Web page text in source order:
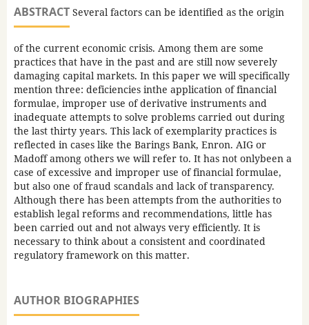
ABSTRACTSeveral factors can be identified as the origin
of the current economic crisis. Among them are some
practices that have in the past and are still now severely
damaging capital markets. In this paper we will specifically
mention three: deficiencies inthe application of financial
formulae, improper use of derivative instruments and
inadequate attempts to solve problems carried out during
the last thirty years. This lack of exemplarity practices is
reflected in cases like the Barings Bank, Enron. AIG or
Madoff among others we will refer to. It has not onlybeen a
case of excessive and improper use of financial formulae,
but also one of fraud scandals and lack of transparency.
Although there has been attempts from the authorities to
establish legal reforms and recommendations, little has
been carried out and not always very efficiently. It is
necessary to think about a consistent and coordinated
regulatory framework on this matter.
AUTHOR BIOGRAPHIES